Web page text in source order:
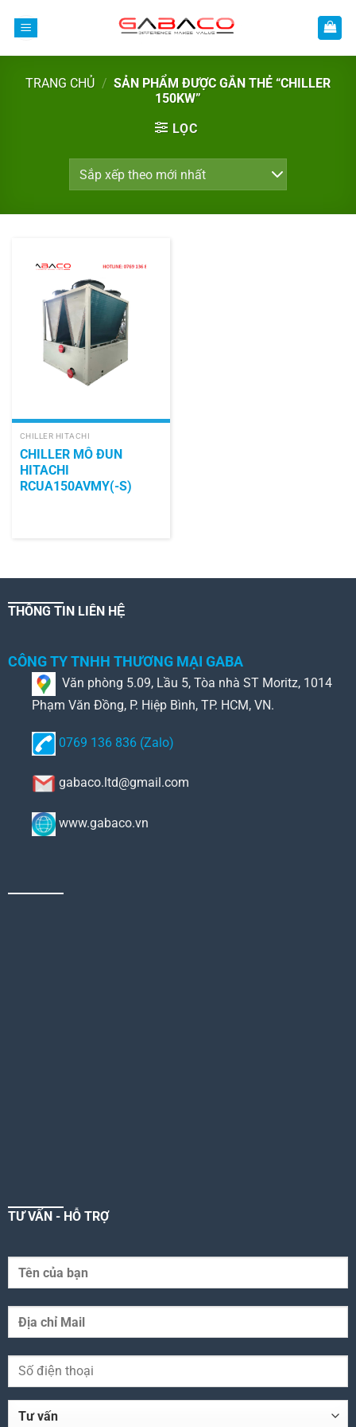
TRANG CHỦ / SẢN PHẨM ĐƯỢC GẮN THẺ “CHILLER
150KW”
LỌC
CHILLER HITACHI
CHILLER MÔ ĐUN
HITACHI
RCUA150AVMY(-S)
THÔNG TIN LIÊN HỆ
CÔNG TY TNHH THƯƠNG MẠI GABA
Văn phòng 5.09, Lầu 5, Tòa nhà ST Moritz, 1014
Phạm Văn Đồng, P. Hiệp Bình, TP. HCM, VN.
0769 136 836 (Zalo)
gabaco.ltd@gmail.com
www.gabaco.vn
TƯ VẤN - HỖ TRỢ